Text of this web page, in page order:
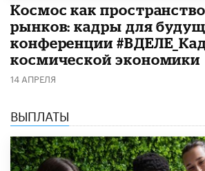
Космос как
рынков: кадры для
конференции
космической экономики
14 АПРЕЛЯ
ВЫПЛАТЫ